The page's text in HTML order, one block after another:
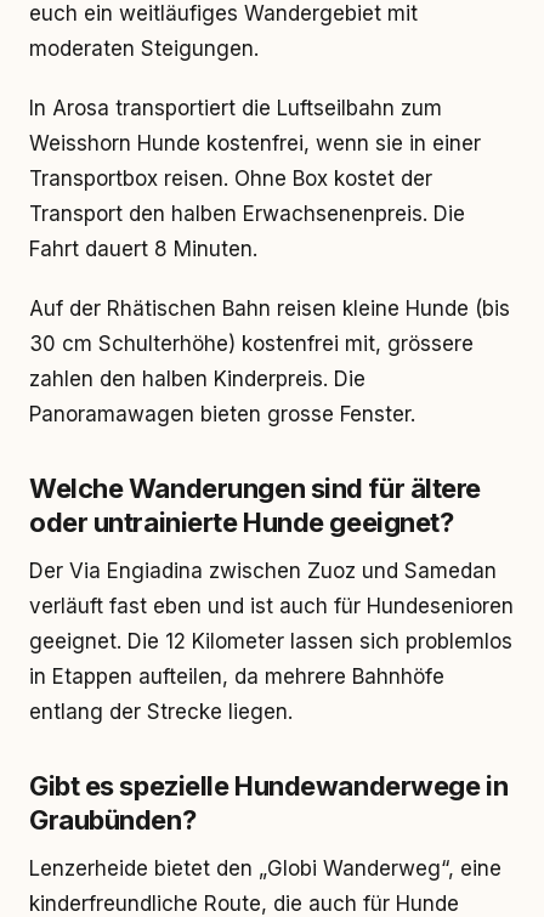
euch ein weitläufiges Wandergebiet mit
moderaten Steigungen.
In Arosa transportiert die Luftseilbahn zum
Weisshorn Hunde kostenfrei, wenn sie in einer
Transportbox reisen. Ohne Box kostet der
Transport den halben Erwachsenenpreis. Die
Fahrt dauert 8 Minuten.
Auf der Rhätischen Bahn reisen kleine Hunde (bis
30 cm Schulterhöhe) kostenfrei mit, grössere
zahlen den halben Kinderpreis. Die
Panoramawagen bieten grosse Fenster.
Welche Wanderungen sind für ältere
oder untrainierte Hunde geeignet?
Der Via Engiadina zwischen Zuoz und Samedan
verläuft fast eben und ist auch für Hundesenioren
geeignet. Die 12 Kilometer lassen sich problemlos
in Etappen aufteilen, da mehrere Bahnhöfe
entlang der Strecke liegen.
Gibt es spezielle Hundewanderwege in
Graubünden?
Lenzerheide bietet den „Globi Wanderweg“, eine
kinderfreundliche Route, die auch für Hunde